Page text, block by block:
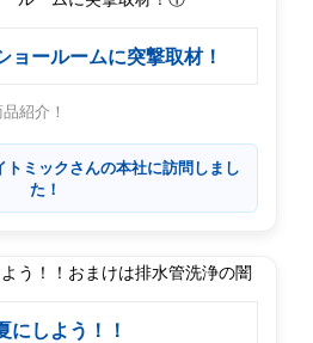
ョールームに突撃取材！
紹介！
ミックさんの本社に訪問しまし
た！
にしよう！！